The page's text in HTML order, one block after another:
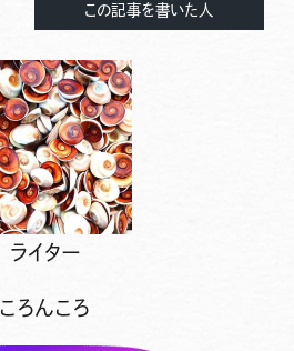
この記事を書いた人
ライター
ころんころ